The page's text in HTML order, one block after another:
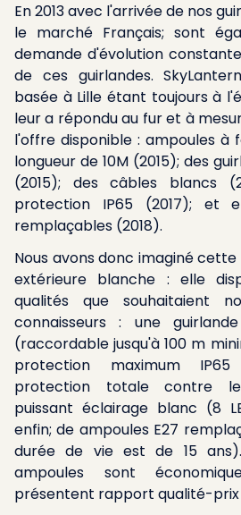
En 2013 avec l'arrivée de nos
le marché Français; sont
demande d'évolution
de ces guirlandes.
basée à Lille étant toujours à
leur a répondu au fur et à
l'offre disponible : ampoules à
longueur de 10M (2015); des
(2015); des câbles blancs
protection IP65 (2017); et
remplaçables (2018).
Nous avons donc imaginé
extérieure blanche : elle
qualités que souhaitaient
connaisseurs : une
(raccordable jusqu'à 100 m
protection maximum
protection totale contre
puissant éclairage blanc (8
enfin; de ampoules E27
durée de vie est de 15
ampoules sont
présentent rapport qualité-prix